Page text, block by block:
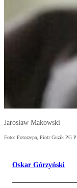
Jarosław Makowski
Foto: Fotorzepa, Piotr Guzik PG
Oskar Górzyński